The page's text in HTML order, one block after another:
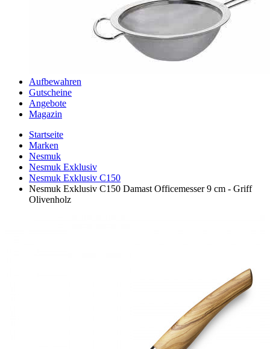
Aufbewahren
Gutscheine
Angebote
Magazin
Startseite
Marken
Nesmuk
Nesmuk Exklusiv
Nesmuk Exklusiv C150
Nesmuk Exklusiv C150 Damast Officemesser 9 cm - Griff
Olivenholz